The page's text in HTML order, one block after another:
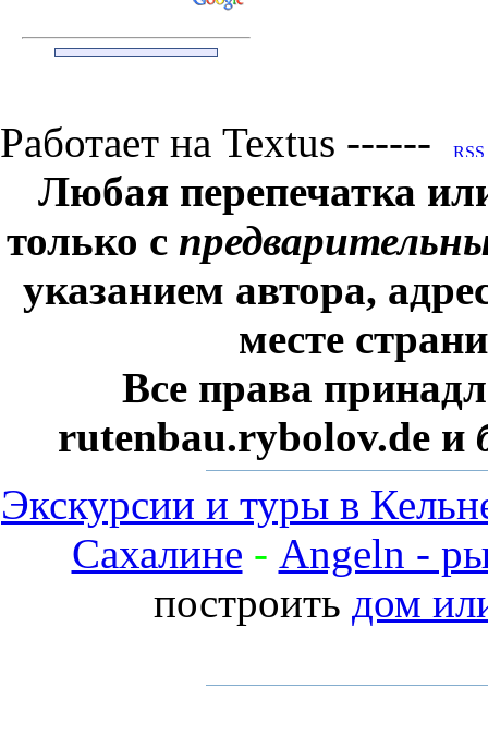
Работает на Textus ------
Любая перепечатка
только с
указанием автора,
месте
Все права
rutenbau.rybolov.de и
Экскурсии и туры в
Сахалине - Angeln -
построить дом